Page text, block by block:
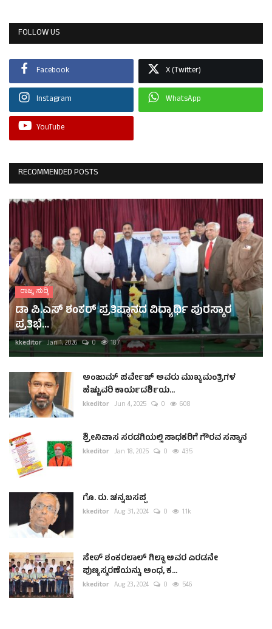
FOLLOW US
Facebook X (Twitter)
Instagram WhatsApp
YouTube
RECOMMENDED POSTS
ರಾಜ್ಯ ಸುದ್ದಿ
ಡಾ ಪಿ.ಎಸ್ ಶಂಕರ್ ಪ್ರತಿಷ್ಠಾನದ ವಿದ್ಯಾರ್ಥಿ ಪುರಸ್ಕಾರ
ಪ್ರತಿಭೆ...
kkeditor Jan 1, 2026 0 187
ಅಂಜುಮ್ ಪರ್ವೇಜ್ ಅವರು ಮುಖ್ಯಮಂತ್ರಿಗಳ
ಹೆಚ್ಚುವರಿ ಕಾರ್ಯದರ್ಶಿಯ...
kkeditor Jun 4, 2025 0 608
ಶ್ರೀನಿವಾಸ ಸರಡಗಿಯಲ್ಲಿ ಸಾಧಕರಿಗೆ ಗೌರವ ಸನ್ಮಾನ
kkeditor Jan 18, 2025 0 435
ಗೊ. ರು. ಚನ್ನಬಸಪ್ಪ
kkeditor Aug 31, 2024 0 1.1k
ಸೇಠ್ ಶಂಕರಲಾಲ್ ಗಿಲ್ಡಾ ಅವರ ಎರಡನೇ
ಪುಣ್ಯಸ್ಮರಣೆಯನ್ನು ಅಂಧ, ಕ...
kkeditor Aug 23, 2024 0 546